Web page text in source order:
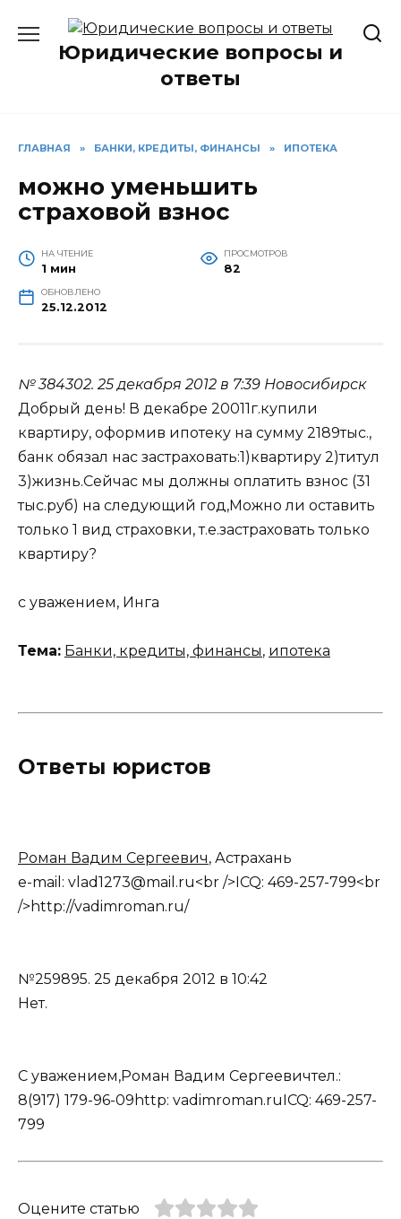
содержаниюЮридические вопросы и
ответы
ГЛАВНАЯ » БАНКИ, КРЕДИТЫ, ФИНАНСЫ » ИПОТЕКА
можно уменьшить
страховой взнос
НА ЧТЕНИЕ
1 мин
ПРОСМОТРОВ
82
ОБНОВЛЕНО
25.12.2012
№ 384302. 25 декабря 2012 в 7:39 Новосибирск
Добрый день! В декабре 20011г.купили
квартиру, оформив ипотеку на сумму 2189тыс.,
банк обязал нас застраховать:1)квартиру 2)титул
3)жизнь.Сейчас мы должны оплатить взнос (31
тыс.руб) на следующий год,Можно ли оставить
только 1 вид страховки, т.е.застраховать только
квартиру?
с уважением, Инга
Тема: Банки, кредиты, финансы, ипотека
Ответы юристов
Роман Вадим Сергеевич, Астрахань
e-mail: vlad1273@mail.ru<br />ICQ: 469-257-799<br
/>http://vadimroman.ru/
№259895. 25 декабря 2012 в 10:42
Нет.
С уважением,Роман Вадим Сергеевичтел.:
8(917) 179-96-09http: vadimroman.ruICQ: 469-257-
799
Оцените статью